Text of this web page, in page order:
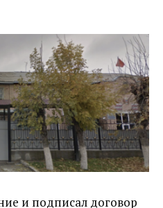
и подписал договор